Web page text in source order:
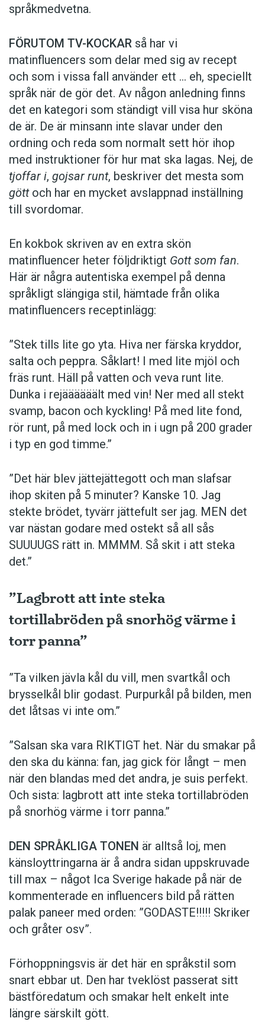
språkmedvetna.
FÖRUTOM TV-KOCKAR så har vi
matinfluencers som delar med sig av recept
och som i vissa fall ­använder ett … eh, speciellt
språk när de gör det. Av någon anledning finns
det en kategori som ständigt vill visa hur sköna
de är. De är minsann inte slavar under den
ordning och reda som normalt sett hör ihop
med instruktioner för hur mat ska lagas. Nej, de
tjoffar i, gojsar runt, beskriver det mesta som
göttoch har en mycket avslappnad inställning
till svordomar.
En kokbok ­skriven av en extra skön
matinfluencer heter följd­riktigt Gott som fan.
Här är några autentiska ­exempel på denna
språkligt slängiga stil, ­hämtade från olika
matinfluencers receptinlägg:
”Stek tills lite go yta. Hiva ner färska kryddor,
salta och peppra. Såklart! I med lite mjöl och
fräs runt. Häll på vatten och veva runt lite.
Dunka i rejäääääält med vin! Ner med all stekt
svamp, bacon och kyckling! På med lite fond,
rör runt, på med lock och in i ugn på 200 grader
i typ en god timme.”
”Det här blev jättejättegott och man slafsar
ihop skiten på 5 minuter? Kanske 10. Jag
stekte brödet, tyvärr jättefult ser jag. MEN det
var nästan godare med ostekt så all sås
SUUUUGS rätt in. MMMM. Så skit i att steka
det.”
”Lagbrott att inte steka
tortillabröden på snorhög värme i
torr panna”
”Ta vilken jävla kål du vill, men svartkål och
brysselkål blir ­godast. ­Purpurkål på bilden, men
det låtsas vi inte om.”
”Salsan ska vara ­RIKTIGT het. När du smakar på
den ska du känna: fan, jag gick för långt – men
när den blandas med det andra, je suis perfekt.
Och sista: lagbrott att inte steka tortillabröden
på snorhög värme i torr panna.”
DEN SPRÅKLIGA TONEN är alltså loj, men
känsloyttringarna är å andra sidan uppskruvade
till max – något Ica Sverige hakade på när de
kommen­terade en influencers bild på rätten
palak paneer med orden: ­”GODASTE!!!!! Skriker
och gråter osv”.
Förhoppningsvis är det här en språkstil som
snart ebbar ut. Den har tveklöst passerat sitt
bästföredatum och smakar helt enkelt inte
längre särskilt gött.